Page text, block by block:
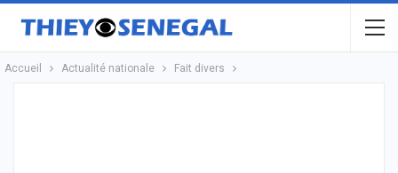
Accueil Actualité nationale Fait divers